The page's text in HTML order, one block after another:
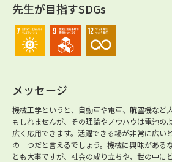
先生が目指すSDGs
メッセージ
機械工学というと、自動車や電車、航空機など
もしれませんが、その理論やノウハウは電池の
広く応用できます。活躍できる場が非常に広い
の一つだと言えるでしょう。機械に興味がある
とも大事ですが、社会の成り立ちや、世の中に